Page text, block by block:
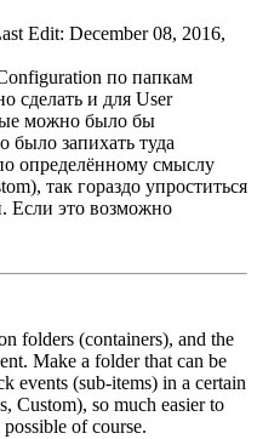
Edit: December 08, 2016,
по папкам
сделать и для User
можно было бы
было запихать туда
определённому смыслу
так гораздо упроститься
Если это возможно
folders (containers), and the
Make a folder that can be
events (sub-items) in a certain
Custom), so much easier to
of course.